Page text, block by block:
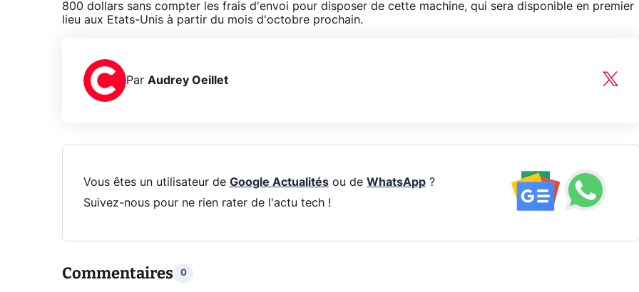
800 dollars sans compter les frais d'envoi pour disposer de cette machine, qui sera disponible en premier
lieu aux Etats-Unis à partir du mois d'octobre prochain.
Par Audrey Oeillet
Vous êtes un utilisateur de Google Actualitésou de WhatsApp?
Suivez-nous pour ne rien rater de l'actu tech !
Commentaires 0